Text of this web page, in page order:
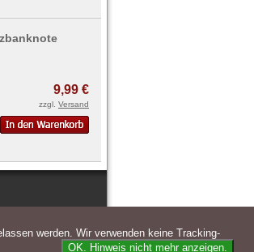
9,99 €
zzgl. Versand
werden. Wir verwenden keine Tracking-
OK. Hinweis nicht mehr anzeigen.